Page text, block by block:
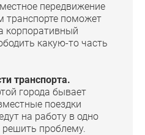
передвижение
транспорте поможет
корпоративный
какую-то часть
транспорта.
города бывает
поездки
на работу в одно
проблему.